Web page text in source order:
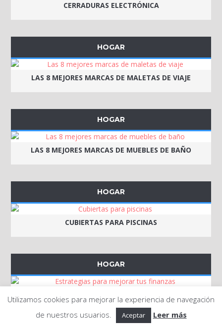
CERRADURAS ELECTRÓNICA
HOGAR
LAS 8 MEJORES MARCAS DE MALETAS DE VIAJE
HOGAR
LAS 8 MEJORES MARCAS DE MUEBLES DE BAÑO
HOGAR
CUBIERTAS PARA PISCINAS
HOGAR
ESTRATEGIAS PARA MEJORAR TUS FINANZAS
Utilizamos cookies para mejorar la experiencia de navegación
de nuestros usuarios.
Aceptar Leer más